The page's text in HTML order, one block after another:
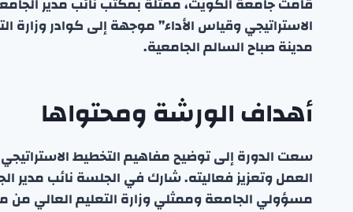
الاستراتيجي وقياس الأداء” موجهة إلى كوادر وزارة
مدينة صباح السالم الجامعية.
أهداف الورشة ومحتواها
سعت الدورة إلى توضيح مفاهيم التخطيط
العمل وتعزيز فعاليته. شارك في الجلسة نائب مدير
مسؤولي الجامعة وممثلي وزارة التعليم العالي من